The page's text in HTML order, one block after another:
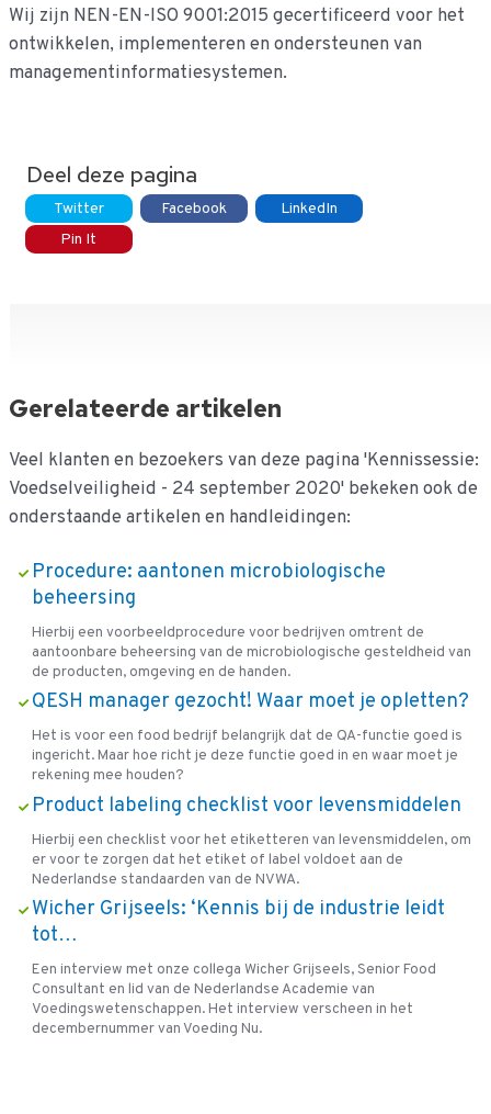
Wij zijn NEN-EN-ISO 9001:2015 gecertificeerd voor het
ontwikkelen, implementeren en ondersteunen van
managementinformatiesystemen.
Deel deze pagina
Twitter Facebook
LinkedIn
Pin It
Gerelateerde artikelen
Veel klanten en bezoekers van deze pagina 'Kennissessie:
Voedselveiligheid - 24 september 2020' bekeken ook de
onderstaande artikelen en handleidingen:
Procedure: aantonen microbiologische
beheersing
Hierbij een voorbeeldprocedure voor bedrijven omtrent de
aantoonbare beheersing van de microbiologische gesteldheid van
de producten, omgeving en de handen.
QESH manager gezocht! Waar moet je opletten?
Het is voor een food bedrijf belangrijk dat de QA-functie goed is
ingericht. Maar hoe richt je deze functie goed in en waar moet je
rekening mee houden?
Product labeling checklist voor levensmiddelen
Hierbij een checklist voor het etiketteren van levensmiddelen, om
er voor te zorgen dat het etiket of label voldoet aan de
Nederlandse standaarden van de NVWA.
Wicher Grijseels: ‘Kennis bij de industrie leidt
tot…
Een interview met onze collega Wicher Grijseels, Senior Food
Consultant en lid van de Nederlandse Academie van
Voedingswetenschappen. Het interview verscheen in het
decembernummer van Voeding Nu.